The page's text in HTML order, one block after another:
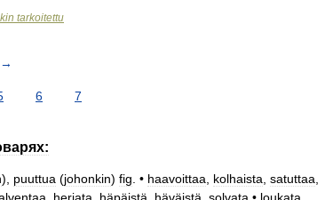
tarkoitettu
→
6 7
), puuttua (johonkin) fig . • haavoittaa kolhaista satuttaa